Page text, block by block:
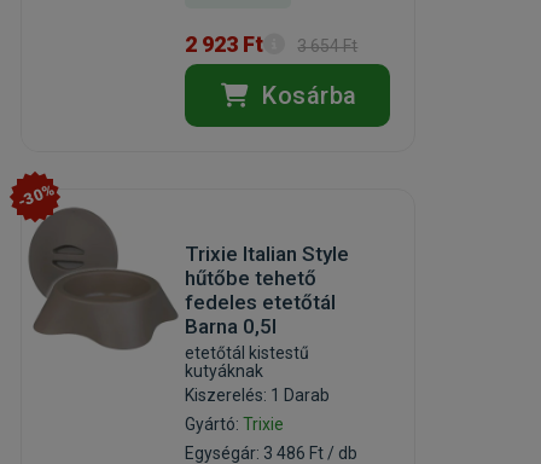
2 923 Ft 3 654 Ft
Kosárba
-30%
Trixie Italian Style
hűtőbe tehető
fedeles etetőtál
Barna 0,5l
etetőtál kistestű
kutyáknak
Kiszerelés: 1 Darab
Gyártó:Trixie
Egységár: 3 486 Ft / db